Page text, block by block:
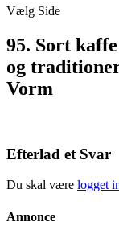
Vælg Side
95. Sort
og
Vorm
Efterlad et Svar
Du skal være logget
Annonce